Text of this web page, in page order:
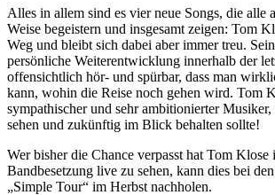
Alles in allem sind es vier neue Songs, die alle
Weise begeistern und insgesamt zeigen: Tom
Weg und bleibt sich dabei aber immer treu.
persönliche Weiterentwicklung innerhalb der
offensichtlich hör- und spürbar, dass man
kann, wohin die Reise noch gehen wird. Tom
sympathischer und sehr ambitionierter
sehen und zukünftig im Blick behalten sollte!
Wer bisher die Chance verpasst hat Tom Klose
Bandbesetzung live zu sehen, kann dies bei
„Simple Tour“ im Herbst nachholen.